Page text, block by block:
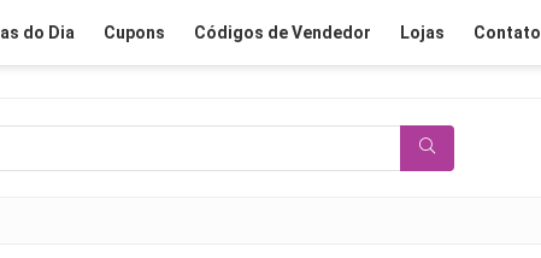
do Dia Cupons Códigos de Vendedor Lojas Contato